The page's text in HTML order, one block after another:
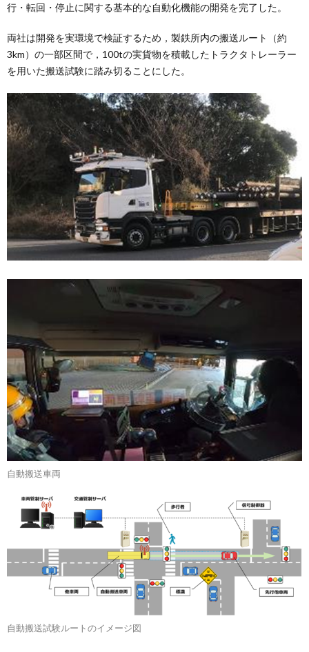
行・転回・停止に関する基本的な自動化機能の開発を完了した。
両社は開発を実環境で検証するため，製鉄所内の搬送ルート（約
3km）の一部区間で，100tの実貨物を積載したトラクタトレーラー
を用いた搬送試験に踏み切ることにした。
自動搬送車両
自動搬送試験ルートのイメージ図